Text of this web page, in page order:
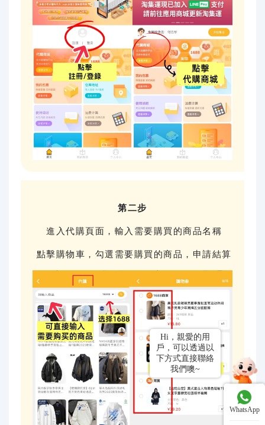
第二步
進入代購頁面，輸入需要購買的商品名稱
點擊購物車，勾選需要購買的商品，申請結算
WhatsApp